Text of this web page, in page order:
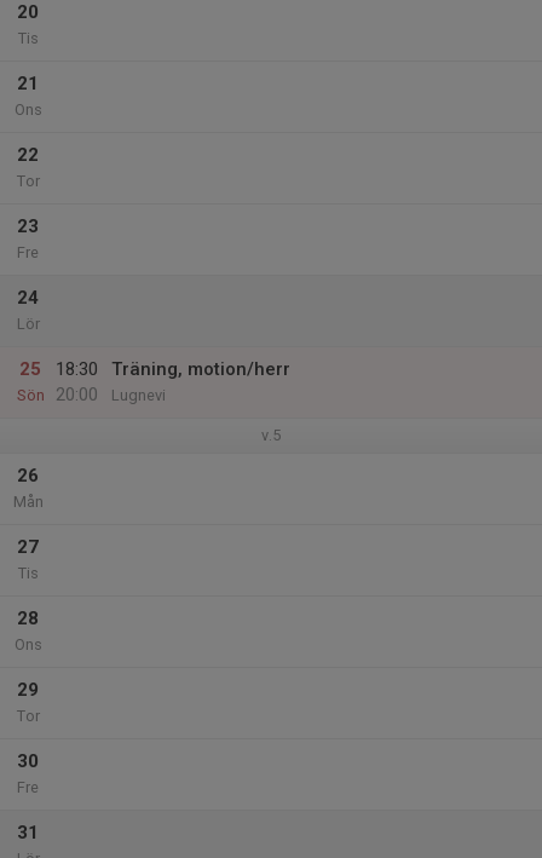
20
Tis
21
Ons
22
Tor
23
Fre
24
Lör
25
Sön
18:30
20:00
Träning, motion/herr
Lugnevi
v.5
26
Mån
27
Tis
28
Ons
29
Tor
30
Fre
31